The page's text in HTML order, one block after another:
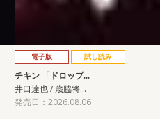
電子版 試し読み
チキン 「ドロップ…
井口達也 / 歳脇将…
発売日：2026.08.06